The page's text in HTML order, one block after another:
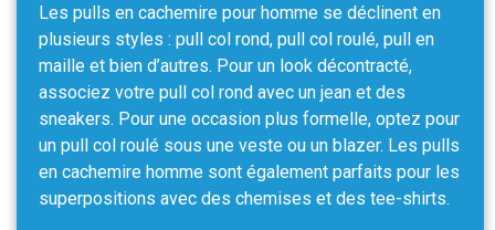
Les pulls en cachemire pour homme se déclinent en
plusieurs styles : pull col rond, pull col roulé, pull en
maille et bien d’autres. Pour un look décontracté,
associez votre pull col rond avec un jean et des
sneakers. Pour une occasion plus formelle, optez pour
un pull col roulé sous une veste ou un blazer. Les pulls
en cachemire homme sont également parfaits pour les
superpositions avec des chemises et des tee-shirts.